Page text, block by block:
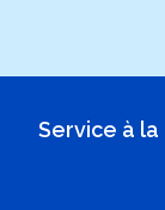
Service à